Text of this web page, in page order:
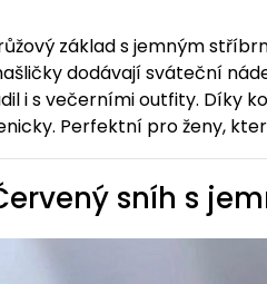
základ s jemným
dodávají sváteční
i s večerními outfity. Díky
Perfektní pro ženy,
sníh s